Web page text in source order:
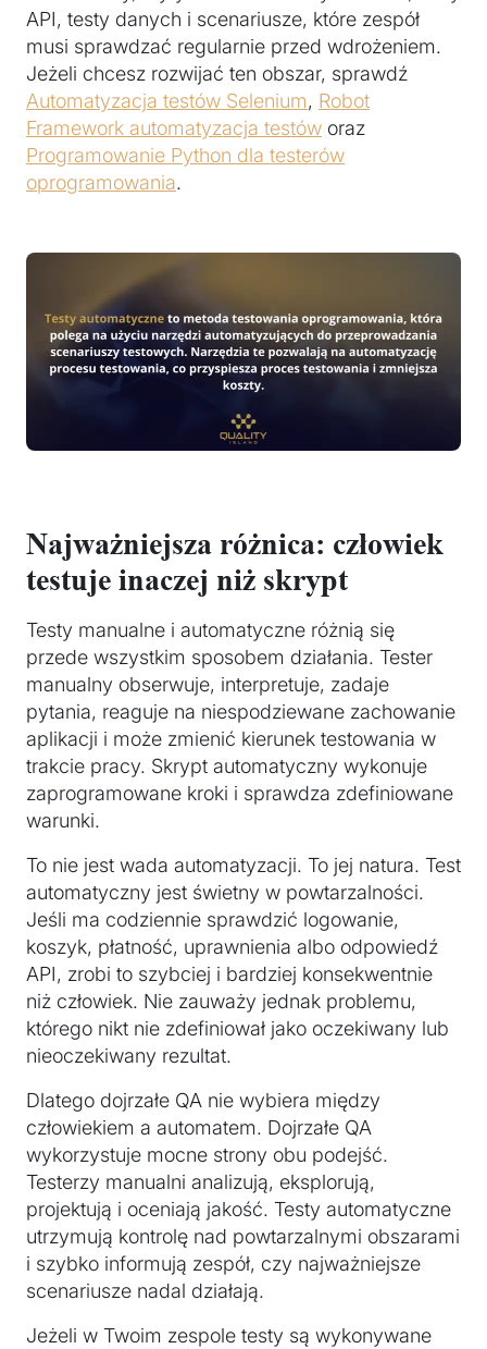
API, testy danych i scenariusze, które zespół
musi sprawdzać regularnie przed wdrożeniem.
Jeżeli chcesz rozwijać ten obszar, sprawdź
Automatyzacja testów Selenium, Robot
Framework automatyzacja testów oraz
Programowanie Python dla testerów
oprogramowania.
Najważniejsza różnica: człowiek
testuje inaczej niż skrypt
Testy manualne i automatyczne różnią się
przede wszystkim sposobem działania. Tester
manualny obserwuje, interpretuje, zadaje
pytania, reaguje na niespodziewane zachowanie
aplikacji i może zmienić kierunek testowania w
trakcie pracy. Skrypt automatyczny wykonuje
zaprogramowane kroki i sprawdza zdefiniowane
warunki.
To nie jest wada automatyzacji. To jej natura. Test
automatyczny jest świetny w powtarzalności.
Jeśli ma codziennie sprawdzić logowanie,
koszyk, płatność, uprawnienia albo odpowiedź
API, zrobi to szybciej i bardziej konsekwentnie
niż człowiek. Nie zauważy jednak problemu,
którego nikt nie zdefiniował jako oczekiwany lub
nieoczekiwany rezultat.
Dlatego dojrzałe QA nie wybiera między
człowiekiem a automatem. Dojrzałe QA
wykorzystuje mocne strony obu podejść.
Testerzy manualni analizują, eksplorują,
projektują i oceniają jakość. Testy automatyczne
utrzymują kontrolę nad powtarzalnymi obszarami
i szybko informują zespół, czy najważniejsze
scenariusze nadal działają.
Jeżeli w Twoim zespole testy są wykonywane